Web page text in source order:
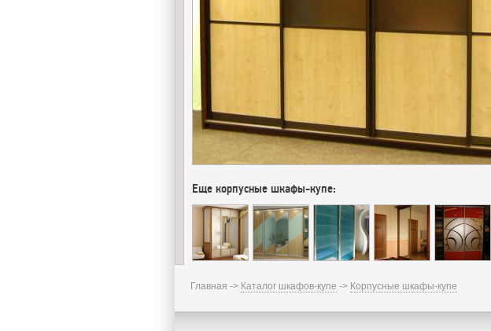
Еще корпусные шкафы-купе:
Главная -> Каталог шкафов-купе -> Корпусные шкафы-купе